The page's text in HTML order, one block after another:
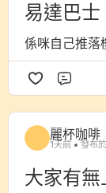
易達巴士
係咪自己推落
麗杯咖啡
1天前 發布
大家有無